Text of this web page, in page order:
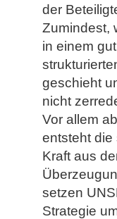
der
Zumindest,
in einem gut
geschieht
nicht
Vor allem
entsteht die
Kraft aus
setzen
Strategie